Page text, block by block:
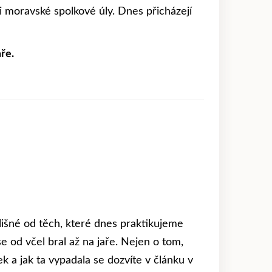
spolkové úly. Dnes přicházejí
od těch, které dnes praktikujeme
od včel bral až na jaře. Nejen o tom,
a jak ta vypadala se dozvíte v článku v